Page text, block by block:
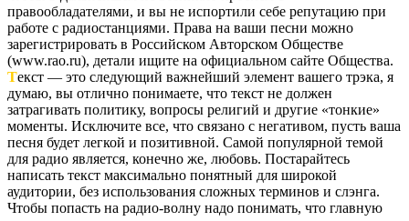
правообладателями, и вы не испортили себе репутацию при
работе с радиостанциями. Права на ваши песни можно
зарегистрировать в Российском Авторском Обществе
(www.rao.ru), детали ищите на официальном сайте Общества.
Текст — это следующий важнейший элемент вашего трэка, я
думаю, вы отлично понимаете, что текст не должен
затрагивать политику, вопросы религий и другие «тонкие»
моменты. Исключите все, что связано с негативом, пусть ваша
песня будет легкой и позитивной. Самой популярной темой
для радио является, конечно же, любовь. Постарайтесь
написать текст максимально понятный для широкой
аудитории, без использования сложных терминов и слэнга.
Чтобы попасть на радио-волну надо понимать, что главную